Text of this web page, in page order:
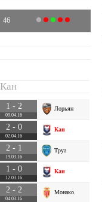
46
Кан
1 - 2
09.04.16
Лорьян
2 - 0
02.04.16
Кан
2 - 1
19.03.16
Труа
1 - 0
12.03.16
Кан
2 - 2
04.03.16
Монако